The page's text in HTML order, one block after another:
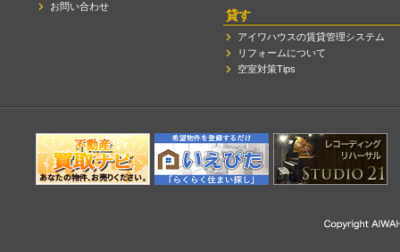
お問い合わせ
貸す
アイワハウスの賃貸管理システム
リフォームについて
空室対策Tips